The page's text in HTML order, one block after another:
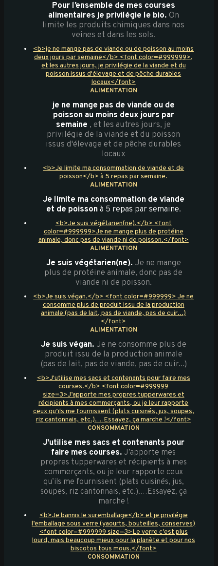
Pour l’ensemble de mes courses
alimentaires je privilégie le bio. On
limite les produits chimiques dans nos
veines et dans les sols.
<b>je ne mange pas de viande ou de poisson au moins
deux jours par semaine</b> <font color=#999999>,
et les autres jours, je privilégie de la viande et du
poisson issus d'élevage et de pêche durables
locaux</font>
ALIMENTATION
je ne mange pas de viande ou de
poisson au moins deux jours par
semaine , et les autres jours, je
privilégie de la viande et du poisson
issus d'élevage et de pêche durables
locaux
<b>Je limite ma consommation de viande et de
poisson</b> à 5 repas par semaine.
ALIMENTATION
Je limite ma consommation de viande
et de poissonà 5 repas par semaine.
<b>Je suis végétarien(ne).</b> <font
color=#999999>Je ne mange plus de protéine
animale, donc pas de viande ni de poisson.</font>
ALIMENTATION
Je suis végétarien(ne). Je ne mange
plus de protéine animale, donc pas de
viande ni de poisson.
<b>Je suis végan.</b> <font color=#999999> Je ne
consomme plus de produit issu de la production
animale (pas de lait, pas de viande, pas de cuir...)
</font>
ALIMENTATION
Je suis végan. Je ne consomme plus de
produit issu de la production animale
(pas de lait, pas de viande, pas de cuir...)
<b>J'utilise mes sacs et contenants pour faire mes
courses.</b> <font color=#999999
size=3>J’apporte mes propres tupperwares et
récipients à mes commerçants, ou je leur rapporte
ceux qu’ils me fournissent (plats cuisinés, jus, soupes,
riz cantonnais, etc.).…Essayez, ça marche !</font>
CONSOMMATION
J'utilise mes sacs et contenants pour
faire mes courses. J’apporte mes
propres tupperwares et récipients à mes
commerçants, ou je leur rapporte ceux
qu’ils me fournissent (plats cuisinés, jus,
soupes, riz cantonnais, etc.).…Essayez, ça
marche !
<b>Je bannis le suremballage</b> et je privilégie
l’emballage sous verre (yaourts, bouteilles, conserves)
<font color=#999999 size=3>Le verre c’est plus
lourd, mais beaucoup mieux pour la planète et pour nos
biscotos tous mous.</font>
CONSOMMATION